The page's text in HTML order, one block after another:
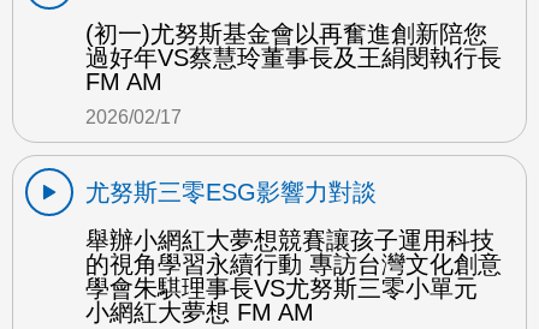
(初一)尤努斯基金會以再奮進創新陪您
過好年VS蔡慧玲董事長及王絹閔執行長
FM AM
2026/02/17
尤努斯三零ESG影響力對談
舉辦小網紅大夢想競賽讓孩子運用科技
的視角學習永續行動 專訪台灣文化創意
學會朱騏理事長VS尤努斯三零小單元
小網紅大夢想 FM AM